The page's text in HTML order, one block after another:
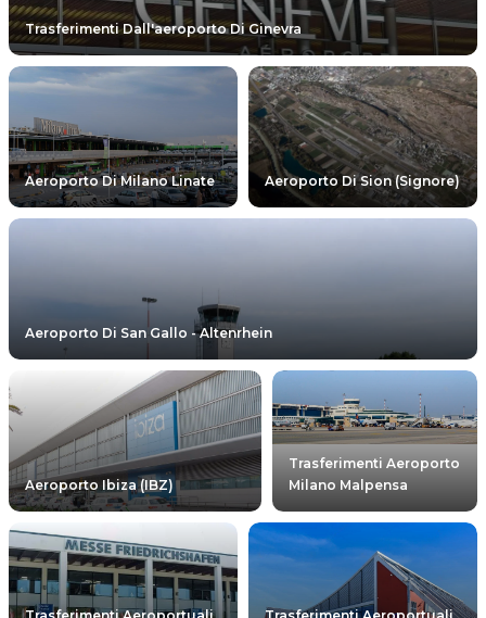
Trasferimenti Dall'aeroporto Di Ginevra
Aeroporto Di Milano Linate Aeroporto Di Sion (signore)
Aeroporto Di San Gallo - Altenrhein
Aeroporto Ibiza (IBZ)
Trasferimenti Aeroporto
Milano Malpensa